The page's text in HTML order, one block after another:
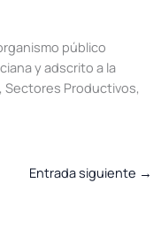
público
y adscrito a la
Sectores Productivos,
Entrada siguiente →